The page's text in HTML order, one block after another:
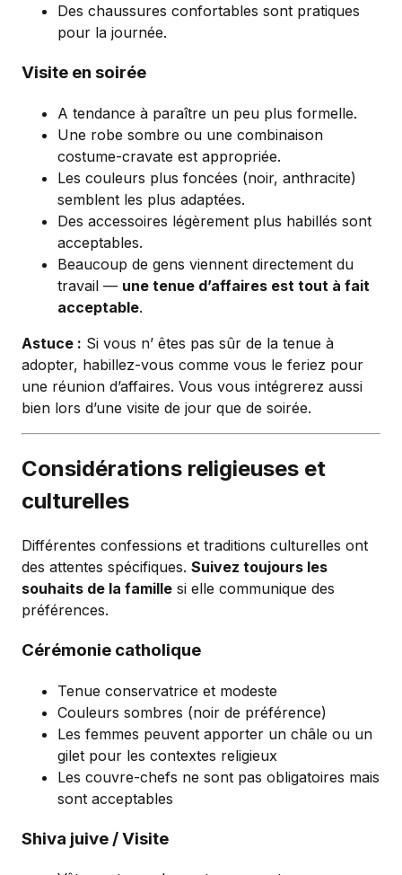
Des chaussures confortables sont pratiques
pour la journée.
Visite en soirée
A tendance à paraître un peu plus formelle.
Une robe sombre ou une combinaison
costume-cravate est appropriée.
Les couleurs plus foncées (noir, anthracite)
semblent les plus adaptées.
Des accessoires légèrement plus habillés sont
acceptables.
Beaucoup de gens viennent directement du
travail — une tenue d’affaires est tout à fait
acceptable.
Astuce : Si vous n’ êtes pas sûr de la tenue à
adopter, habillez-vous comme vous le feriez pour
une réunion d’affaires. Vous vous intégrerez aussi
bien lors d’une visite de jour que de soirée.
Considérations religieuses et
culturelles
Différentes confessions et traditions culturelles ont
des attentes spécifiques. Suivez toujours les
souhaits de la famille si elle communique des
préférences.
Cérémonie catholique
Tenue conservatrice et modeste
Couleurs sombres (noir de préférence)
Les femmes peuvent apporter un châle ou un
gilet pour les contextes religieux
Les couvre-chefs ne sont pas obligatoires mais
sont acceptables
Shiva juive / Visite